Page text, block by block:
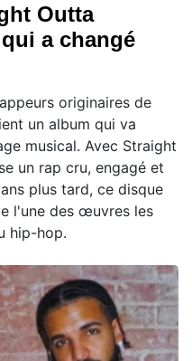
Outta
a changé
originaires de
un album qui va
musical. Avec Straight
un rap cru, engagé et
plus tard, ce disque
l'une des œuvres les
hip-hop.